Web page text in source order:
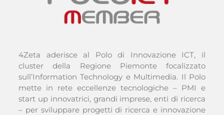
4Zeta aderisce al Polo di Innovazione ICT, il
cluster della Regione Piemonte focalizzato
sull’Information Technology e Multimedia. Il Polo
mette in rete eccellenze tecnologiche – PMI e
start up innovatrici, grandi imprese, enti di ricerca
– per sviluppare progetti di ricerca e innovazione